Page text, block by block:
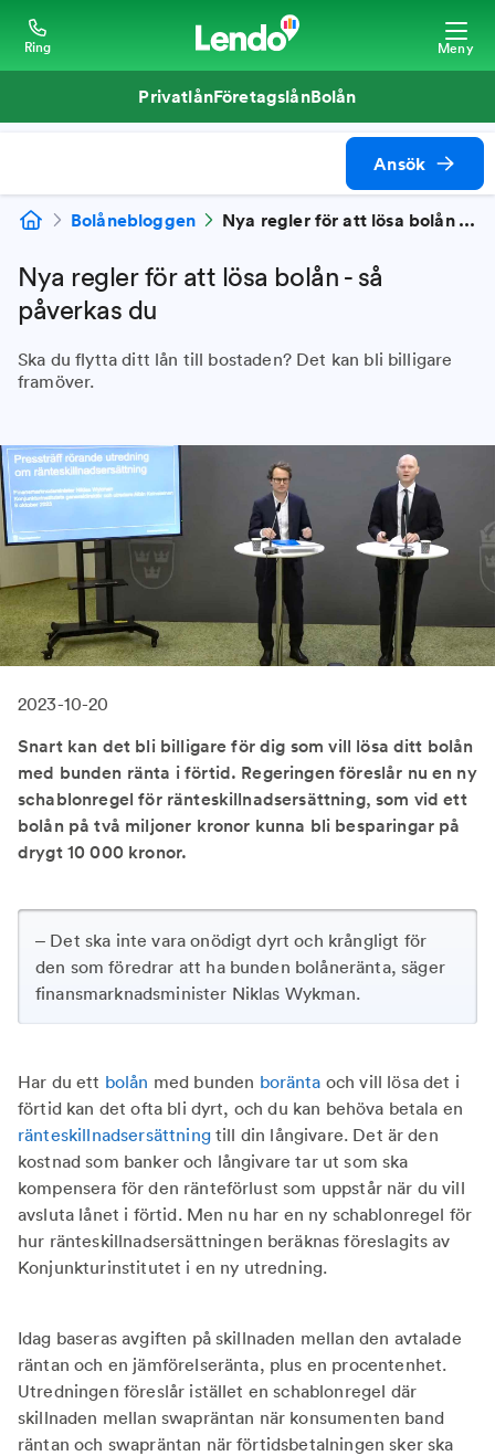
Ring Meny
PrivatlånFöretagslånBolån
Ansök
Bolånebloggen Nya regler för att lösa bolån - så påverkas du
Nya regler för att lösa bolån - så
påverkas du
Ska du flytta ditt lån till bostaden? Det kan bli billigare
framöver.
2023-10-20
Snart kan det bli billigare för dig som vill lösa ditt bolån
med bunden ränta i förtid. Regeringen föreslår nu en ny
schablonregel för ränteskillnadsersättning, som vid ett
bolån på två miljoner kronor kunna bli besparingar på
drygt 10 000 kronor.
– Det ska inte vara onödigt dyrt och krångligt för
den som föredrar att ha bunden bolåneränta, säger
finansmarknadsminister Niklas Wykman.
Har du ett bolån med bunden boränta och vill lösa det i
förtid kan det ofta bli dyrt, och du kan behöva betala en
ränteskillnadsersättningtill din långivare. Det är den
kostnad som banker och långivare tar ut som ska
kompensera för den ränteförlust som uppstår när du vill
avsluta lånet i förtid. Men nu har en ny schablonregel för
hur ränteskillnadsersättningen beräknas föreslagits av
Konjunkturinstitutet i en ny utredning.
Idag baseras avgiften på skillnaden mellan den avtalade
räntan och en jämförelseränta, plus en procentenhet.
Utredningen föreslår istället en schablonregel där
skillnaden mellan swapräntan när konsumenten band
räntan och swapräntan när förtidsbetalningen sker ska